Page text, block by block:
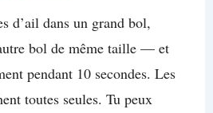
d’ail dans un grand bol,
bol de même taille — et
pendant 10 secondes. Les
toutes seules. Tu peux